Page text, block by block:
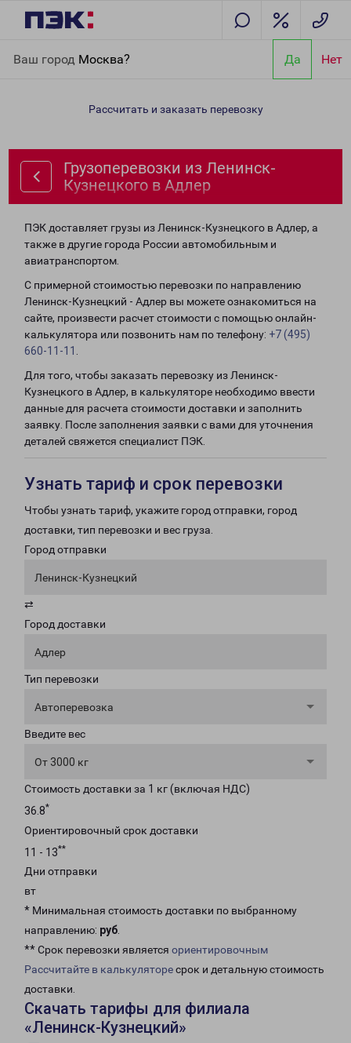
Ваш город Москва? Да Нет
Кузнецкого в Адлер
Рассчитать и заказать перевозку
Грузоперевозки из Ленинск-
Кузнецкого в Адлер
ПЭК доставляет грузы из Ленинск-Кузнецкого в Адлер, а
также в другие города России автомобильным и
авиатранспортом.
С примерной стоимостью перевозки по направлению
Ленинск-Кузнецкий - Адлер вы можете ознакомиться на
сайте, произвести расчет стоимости с помощью онлайн-
калькулятора или позвонить нам по телефону: +7 (495)
660-11-11
Для того, чтобы заказать перевозку из Ленинск-
Кузнецкого в Адлер, в калькуляторе необходимо ввести
данные для расчета стоимости доставки и заполнить
заявку. После заполнения заявки с вами для уточнения
деталей свяжется специалист ПЭК.
Узнать тариф и срок перевозки
Чтобы узнать тариф, укажите город отправки, город
доставки, тип перевозки и вес груза.
Город отправки
Ленинск-Кузнецкий
⇄
Город доставки
Адлер
Тип перевозки
Автоперевозка
Введите вес
От 3000 кг
Стоимость доставки за 1 кг (включая НДС)
36.8*
Ориентировочный срок доставки
11 - 13**
Дни отправки
вт
* Минимальная стоимость доставки по выбранному
направлению: руб.
** Срок перевозки является ориентировочным
Рассчитайте в калькуляторесрок и детальную стоимость
доставки.
Скачать тарифы для филиала
«Ленинск-Кузнецкий»